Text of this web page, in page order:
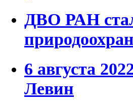
ДВО РАН
6 августа
Левин